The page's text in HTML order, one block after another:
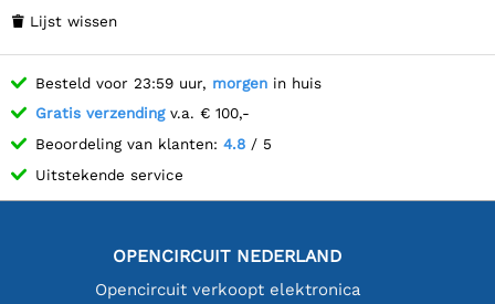
 Lijst wissen
Besteld voor 23:59 uur, morgen in huis
Gratis verzendingv.a. € 100,-
Beoordeling van klanten: 4.8 / 5
Uitstekende service
OPENCIRCUIT NEDERLAND
Opencircuit verkoopt elektronica